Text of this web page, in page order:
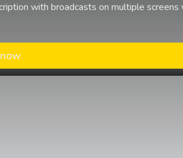
with broadcasts on multiple